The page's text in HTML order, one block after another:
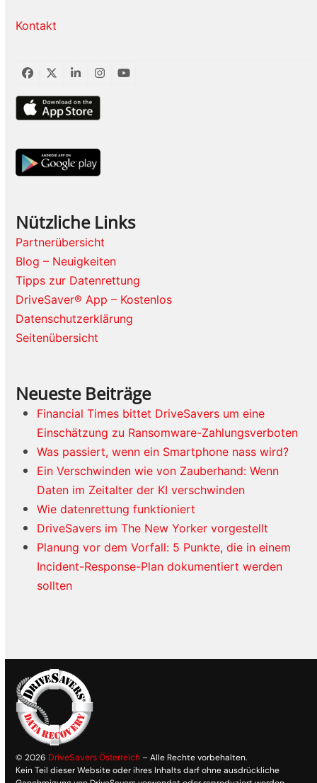
Kontakt
Facebook
TwitterLinkedInInstagram
YouTube
Nützliche Links
Partnerübersicht
Blog – Neuigkeiten
Tipps zur Datenrettung
DriveSaver® App – Kostenlos
Datenschutzerklärung
Seitenübersicht
Neueste Beiträge
Financial Times bittet DriveSavers um eine
Einschätzung zu Ransomware-Zahlungsverboten
Was passiert, wenn ein Smartphone nass wird?
Ein Verschwinden wie von Zauberhand: Wenn
Daten im Zeitalter der KI verschwinden
Wie datenrettung funktioniert
DriveSavers im The New Yorker vorgestellt
Planung vor dem Vorfall: 5 Punkte, die in einem
Incident-Response-Plan dokumentiert werden
sollten
© 2026 DriveSavers Österreich – Alle Rechte vorbehalten.
Kein Teil dieser Website oder ihres Inhalts darf ohne ausdrückliche